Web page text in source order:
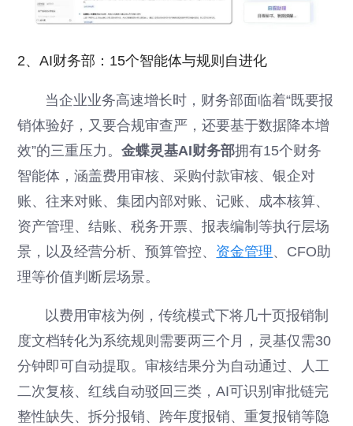
2、AI财务部：15个智能体与规则自进化
当企业业务高速增长时，财务部面临着“既要报
销体验好，又要合规审查严，还要基于数据降本增
效”的三重压力。金蝶灵基AI财务部拥有15个财务
智能体，涵盖费用审核、采购付款审核、银企对
账、往来对账、集团内部对账、记账、成本核算、
资产管理、结账、税务开票、报表编制等执行层场
景，以及经营分析、预算管控、 资金管理、CFO助
理等价值判断层场景。
以费用审核为例，传统模式下将几十页报销制
度文档转化为系统规则需要两三个月，灵基仅需30
分钟即可自动提取。审核结果分为自动通过、人工
二次复核、红线自动驳回三类，AI可识别审批链完
整性缺失、拆分报销、跨年度报销、重复报销等隐